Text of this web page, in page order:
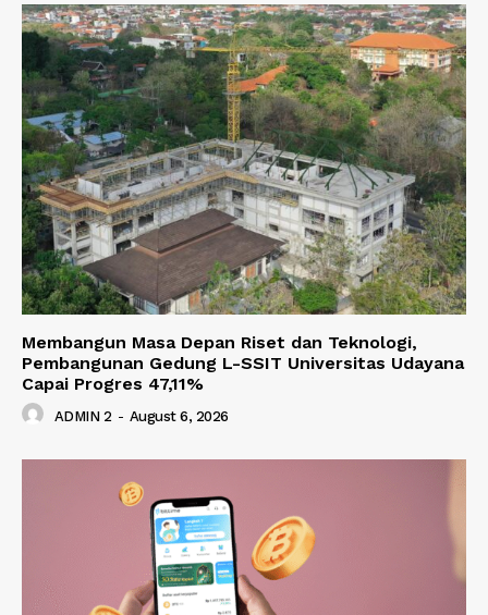
Membangun Masa Depan Riset dan Teknologi,
Pembangunan Gedung L-SSIT Universitas Udayana
Capai Progres 47,11%
ADMIN 2 - August 6, 2026